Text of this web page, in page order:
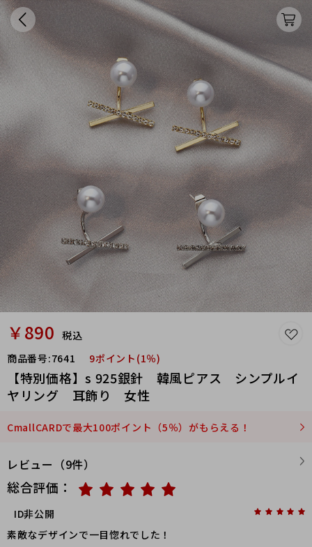
￥890 税込
商品番号:7641 9ポイント(1％)
【特別価格】s 925銀針 韓風ピアス シンプルイ
ヤリング 耳飾り 女性
CmallCARDで最大100ポイント（5％）がもらえる！
レビュー（9件）
総合評価：
ID非公開
素敵なデザインで一目惚れでした！